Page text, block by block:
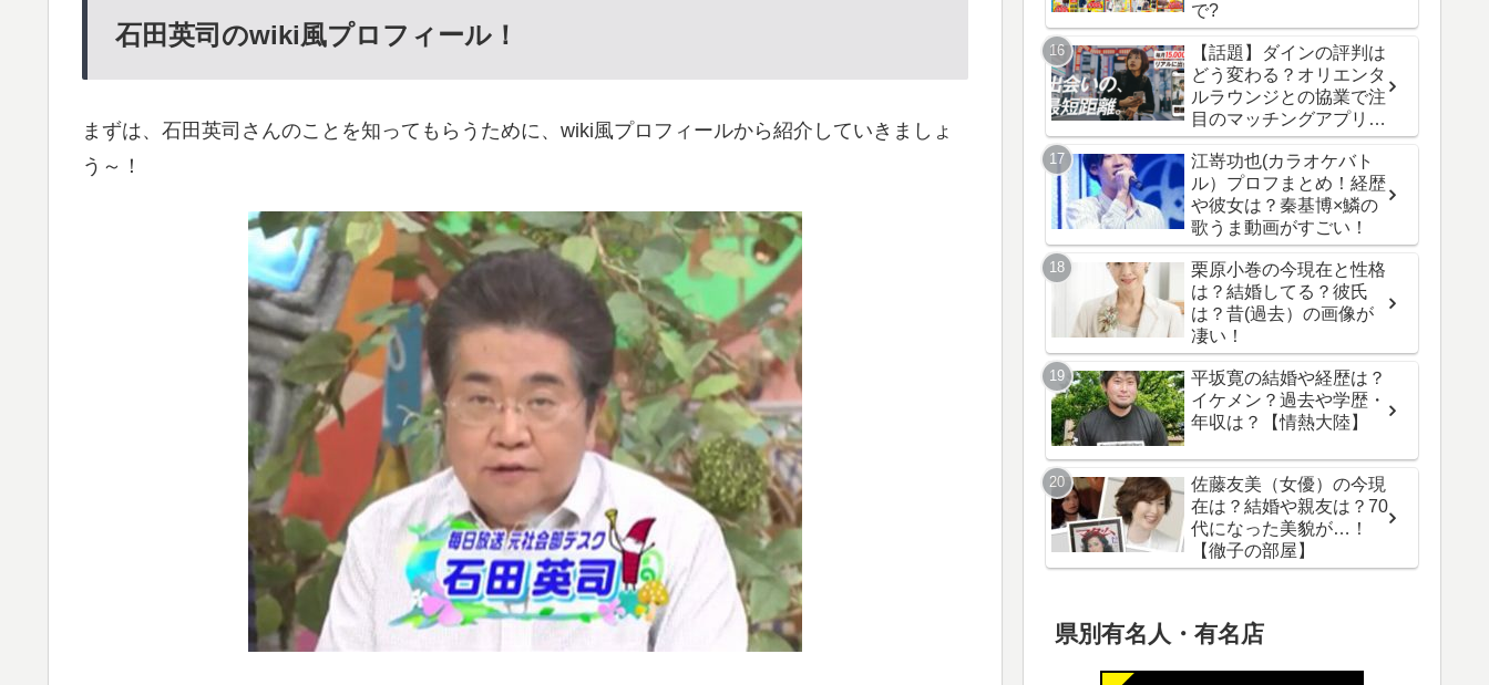
石田英司のwiki風プロフィール！
まずは、石田英司さんのことを知ってもらうために、wiki風プロフィールから紹介していきましょ
う～！
で?
【話題】ダインの評判は
どう変わる？オリエンタ
ルラウンジとの協業で注
目のマッチングアプリ最
新情報！
江嵜功也(カラオケバト
ル）プロフまとめ！経歴
や彼女は？秦基博×鱗の
歌うま動画がすごい！
栗原小巻の今現在と性格
は？結婚してる？彼氏
は？昔(過去）の画像が
凄い！
平坂寛の結婚や経歴は？
イケメン？過去や学歴・
年収は？【情熱大陸】
佐藤友美（女優）の今現
在は？結婚や親友は？70
代になった美貌が…！
【徹子の部屋】
県別有名人・有名店